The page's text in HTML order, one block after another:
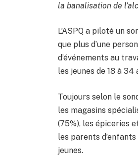
la banalisation de
L’ASPQ a piloté un
que plus d’une
d’événements au
les jeunes de 18 à
Toujours selon le
les magasins
(75%), les épiceries
les parents
jeunes.